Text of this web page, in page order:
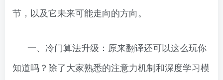
节，以及它未来可能走向的方向。
一、冷门算法升级：原来翻译还可以这么玩你
知道吗？除了大家熟悉的注意力机制和深度学习模